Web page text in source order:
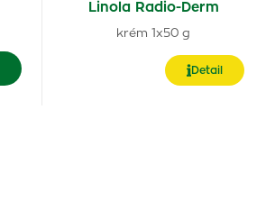
Linola Radio-Derm
krém 1x50 g
Detail